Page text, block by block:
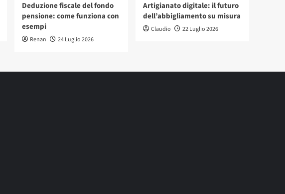
Deduzione fiscale del fondo
pensione: come funziona con
esempi
Renan 24 Luglio 2026
Artigianato digitale: il futuro
dell’abbigliamento su misura
Claudio 22 Luglio 2026